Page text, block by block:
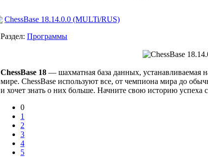
ChessBase 18.14.0.0 (MULTi/RUS)
Раздел: Программы
ChessBase 18 — шахматная база данных, устанавливаемая
мире. ChessBase используют все, от чемпиона мира до
и хочет знать о них больше. Начните свою историю успеха
0
1
2
3
4
5